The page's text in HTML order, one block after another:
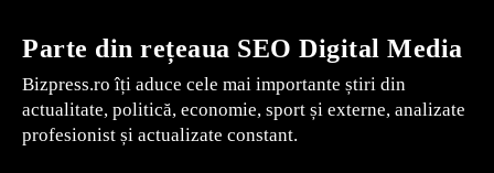
Parte din rețeaua SEO Digital Media
Bizpress.ro îți aduce cele mai importante știri din
actualitate, politică, economie, sport și externe, analizate
profesionist și actualizate constant.